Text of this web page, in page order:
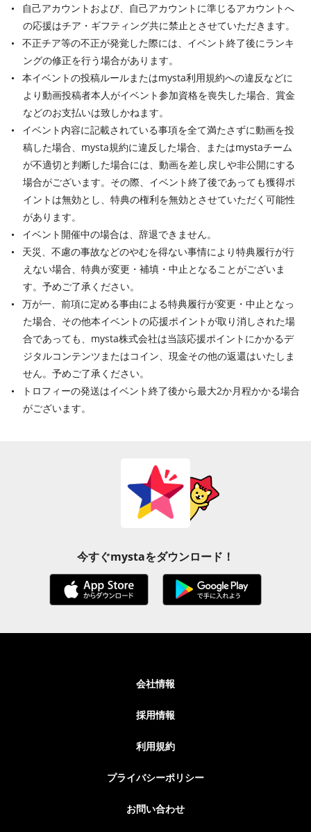
自己アカウントおよび、自己アカウントに準じるアカウントへ
の応援はチア・ギフティング共に禁止とさせていただきます。
不正チア等の不正が発覚した際には、イベント終了後にランキ
ングの修正を行う場合があります。
本イベントの投稿ルールまたはmysta利用規約への違反などに
より動画投稿者本人がイベント参加資格を喪失した場合、賞金
などのお支払いは致しかねます。
イベント内容に記載されている事項を全て満たさずに動画を投
稿した場合、mysta規約に違反した場合、またはmystaチーム
が不適切と判断した場合には、動画を差し戻しや非公開にする
場合がございます。その際、イベント終了後であっても獲得ポ
イントは無効とし、特典の権利を無効とさせていただく可能性
があります。
イベント開催中の場合は、辞退できません。
天災、不慮の事故などのやむを得ない事情により特典履行が行
えない場合、特典が変更・補填・中止となることがございま
す。予めご了承ください。
万が一、前項に定める事由による特典履行が変更・中止となっ
た場合、その他本イベントの応援ポイントが取り消しされた場
合であっても、mysta株式会社は当該応援ポイントにかかるデ
ジタルコンテンツまたはコイン、現金その他の返還はいたしま
せん。予めご了承ください。
トロフィーの発送はイベント終了後から最大2か月程かかる場合
がございます。
今すぐmystaをダウンロード！
会社情報
採用情報
利用規約
プライバシーポリシー
お問い合わせ